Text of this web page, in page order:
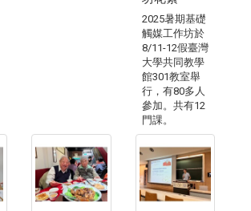
2025暑期基礎
觸媒工作坊於
8/11-12假臺灣
大學共同教學
館301教室舉
行，有80多人
參加。共有12
門課。